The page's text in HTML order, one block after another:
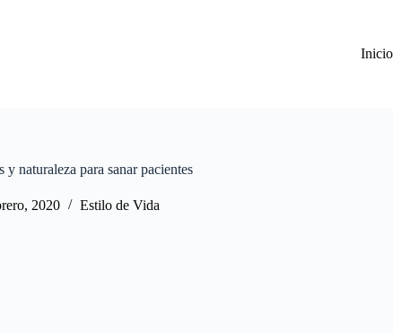
Inicio
naturaleza para sanar pacientes
2020 Estilo de Vida